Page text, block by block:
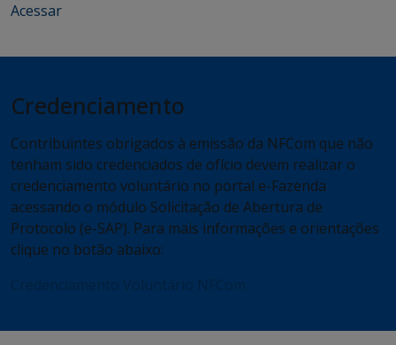
Acessar
Credenciamento
Contribuintes obrigados à emissão da NFCom que não
tenham sido credenciados de ofício devem realizar o
credenciamento voluntário no portal e-Fazenda
acessando o módulo Solicitação de Abertura de
Protocolo (e-SAP). Para mais informações e orientações
clique no botão abaixo: